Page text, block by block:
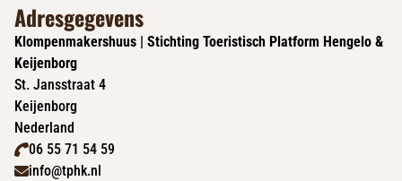
Adresgegevens
Klompenmakershuus | Stichting Toeristisch Platform Hengelo &
Keijenborg
St. Jansstraat 4
Keijenborg
Nederland
06 55 71 54 59
info@tphk.nl